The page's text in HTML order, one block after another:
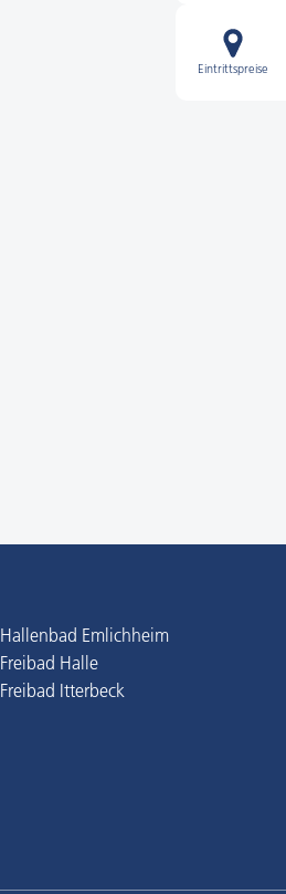
Eintrittspreise
Hallenbad Emlichheim
Freibad Halle
Freibad Itterbeck